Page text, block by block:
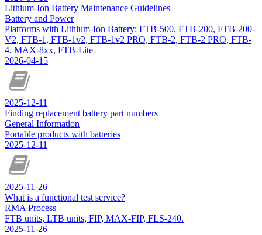
Lithium-Ion Battery Maintenance Guidelines
Battery and Power
Platforms with Lithium-Ion Battery: FTB-500, FTB-200, FTB-200-
V2, FTB-1, FTB-1v2, FTB-1v2 PRO, FTB-2, FTB-2 PRO, FTB-
4, MAX-8xx, FTB-Lite
2026-04-15
2025-12-11
Finding replacement battery part numbers
General Information
Portable products with batteries
2025-12-11
2025-11-26
What is a functional test service?
RMA Process
FTB units, LTB units, FIP, MAX-FIP, FLS-240.
2025-11-26